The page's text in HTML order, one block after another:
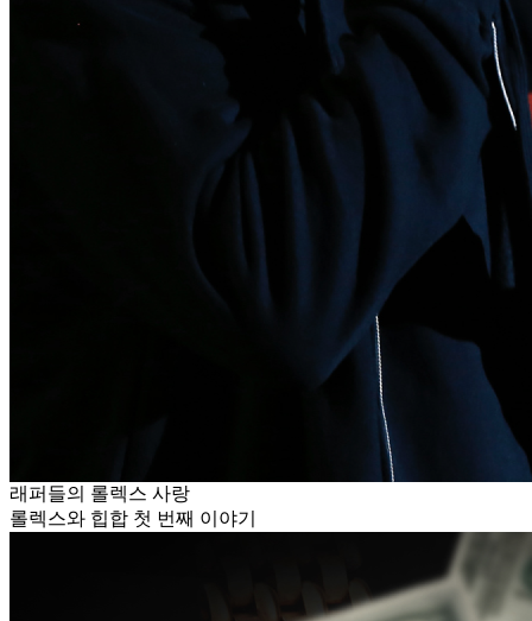
래퍼들의 롤렉스 사랑
롤렉스와 힙합 첫 번째 이야기